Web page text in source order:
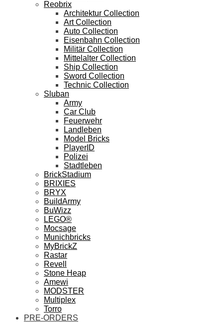
Reobrix
Architektur Collection
Art Collection
Auto Collection
Eisenbahn Collection
Militär Collection
Mittelalter Collection
Ship Collection
Sword Collection
Technic Collection
Sluban
Army
Car Club
Feuerwehr
Landleben
Model Bricks
PlayerID
Polizei
Stadtleben
BrickStadium
BRIXIES
BRYX
BuildArmy
BuWizz
LEGO®
Mocsage
Munichbricks
MyBrickZ
Rastar
Revell
Stone Heap
Amewi
MODSTER
Multiplex
Torro
PRE-ORDERS